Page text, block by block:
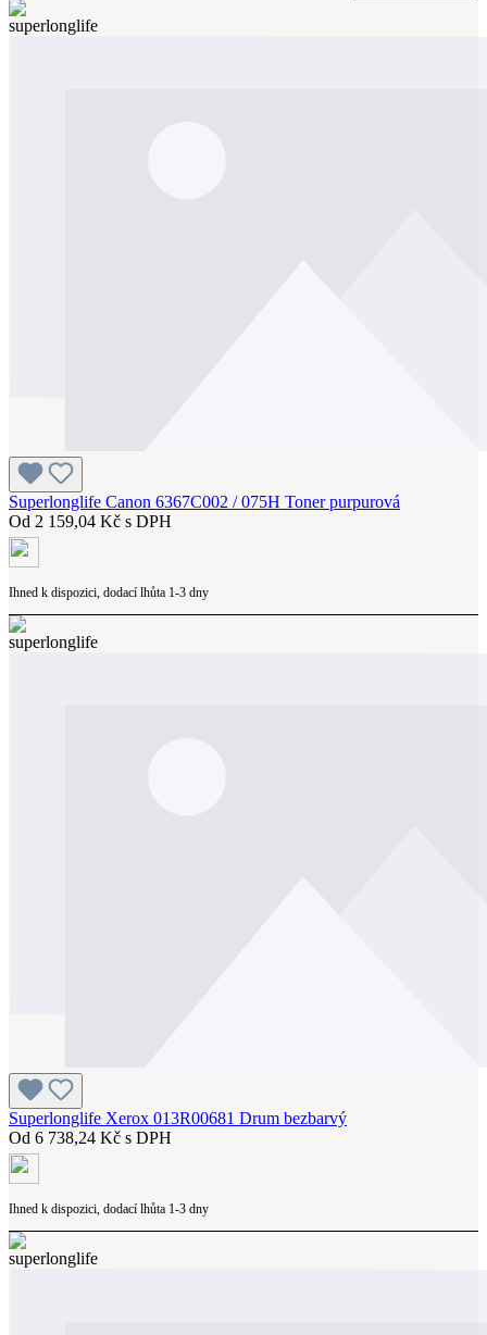
Superlonglife Canon 6367C002 / 075H Toner purpurová
Od 2 159,04 Kč s DPH
Ihned k dispozici, dodací lhůta 1-3 dny
Superlonglife Xerox 013R00681 Drum bezbarvý
Od 6 738,24 Kč s DPH
Ihned k dispozici, dodací lhůta 1-3 dny